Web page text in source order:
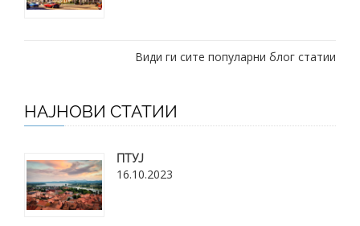
Види ги сите популарни блог статии
НАЈНОВИ СТАТИИ
ПТУЈ
16.10.2023